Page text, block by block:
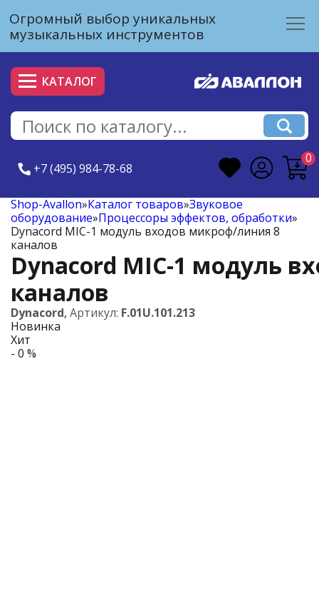
Огромный выбор уникальных
музыкальных инструментов
КАТАЛОГ
+7 (495) 984-78-68
0
Shop-Avallon»Каталог товаров»Звуковое
оборудование»Процессоры эффектов, обработки»
Dynacord MIC-1 модуль входов микроф/линия 8
каналов
Dynacord MIC-1 модуль
каналов
Dynacord, Артикул: F.01U.101.213
Новинка
Хит
- 0 %